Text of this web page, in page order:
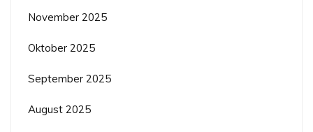
November 2025
Oktober 2025
September 2025
August 2025